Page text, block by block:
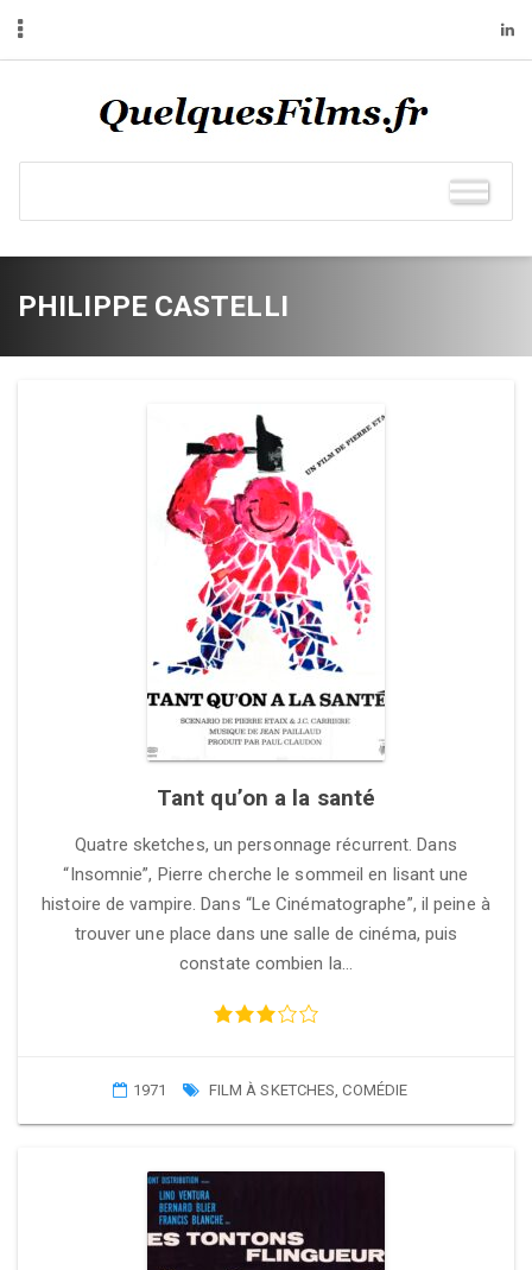
PHILIPPE CASTELLI
Tant qu’on a la santé
Quatre sketches, un personnage récurrent. Dans
“Insomnie”, Pierre cherche le sommeil en lisant une
histoire de vampire. Dans “Le Cinématographe”, il peine à
trouver une place dans une salle de cinéma, puis
constate combien la…
1971 FILM À SKETCHES,COMÉDIE